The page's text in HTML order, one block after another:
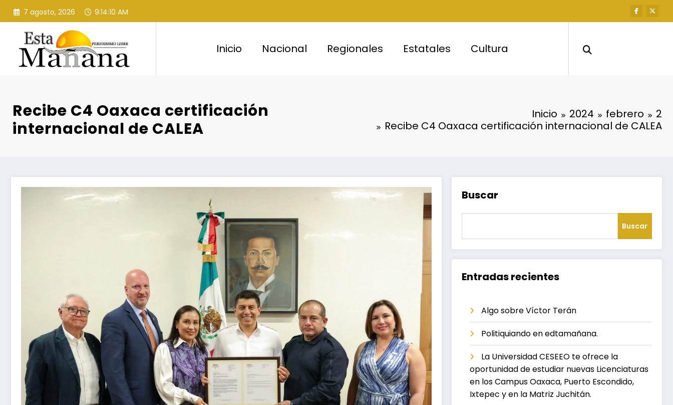
Saltar
contenido
7 agosto, 2026 9:14:10 AM
Inicio Nacional Regionales Estatales Cultura
Recibe C4 Oaxaca certificación
internacional de CALEA
Inicio 2024 febrero
2
Recibe C4 Oaxaca certificación internacional de CALEA
Buscar
Buscar
Entradas recientes
Algo sobre Víctor Terán
Politiquiando en edtamañana.
La Universidad CESEEO te ofrece la
oportunidad de estudiar nuevas Licenciaturas
en los Campus Oaxaca, Puerto Escondido,
Ixtepec y en la Matriz Juchitán.